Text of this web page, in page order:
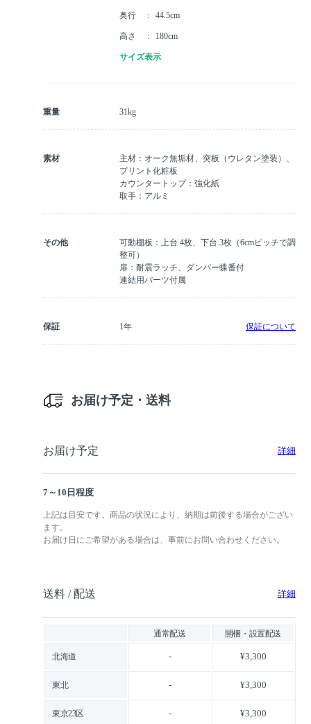
奥行 44.5cm
高さ 180cm
サイズ表示
重量 31kg
素材
主材：オーク無垢材、突板（ウレタン塗装）、
プリント化粧板
カウンタートップ：強化紙
取手：アルミ
その他
可動棚板：上台 4枚、下台 3枚（6cmピッチで調
整可）
扉：耐震ラッチ、ダンパー蝶番付
連結用パーツ付属
保証 1年 保証について
お届け予定・送料
お届け予定 詳細
7～10日程度
上記は目安です。商品の状況により、納期は前後する場合がござい
ます。
お届け日にご希望がある場合は、事前にお問い合わせください。
送料 / 配送 詳細
通常配送 開梱・設置配送
北海道 - ¥3,300
東北 - ¥3,300
東京23区 - ¥3,300